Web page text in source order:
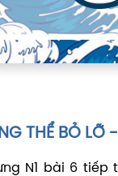
THỂ BỎ LỠ
N1 bài 6 tiếp